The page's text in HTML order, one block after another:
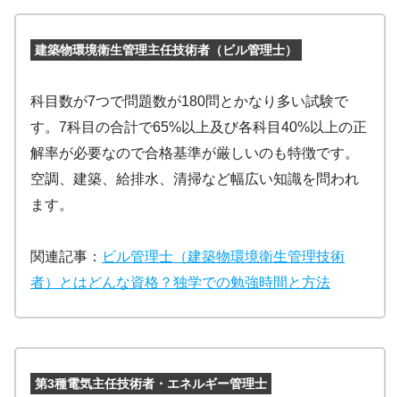
建築物環境衛生管理主任技術者（ビル管理士）
科目数が7つで問題数が180問とかなり多い試験で
す。7科目の合計で65%以上及び各科目40%以上の正
解率が必要なので合格基準が厳しいのも特徴です。
空調、建築、給排水、清掃など幅広い知識を問われ
ます。
関連記事： ビル管理士（建築物環境衛生管理技術
者）とはどんな資格？独学での勉強時間と方法
第3種電気主任技術者・エネルギー管理士